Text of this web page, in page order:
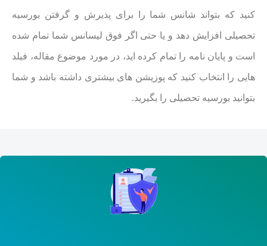
کنید که بتواند شانس شما را برای پذیرش و گرفتن بورسیه
تحصیلی افزایش دهد و یا حتی اگر فوق لیسانس شما تمام شده
است و پایان نامه را تمام کرده اید، در مورد موضوع مقاله، فیلد
هایی را انتخاب کنید که پوزیشن های بیشتری داشته باشد و شما
بتوانید بورسیه تحصیلی را بگیرید.